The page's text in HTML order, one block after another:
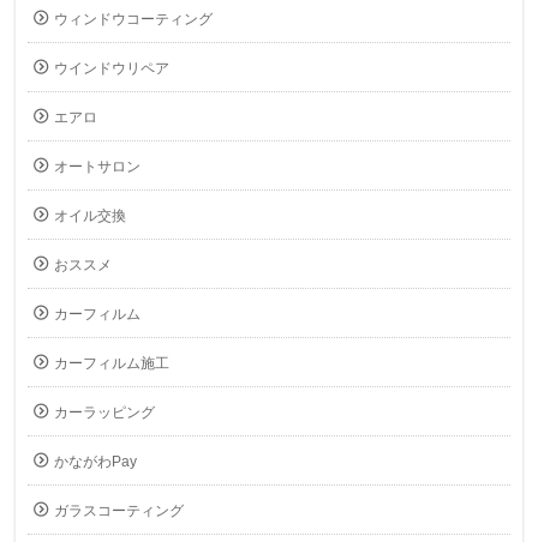
ウィンドウコーティング
ウインドウリペア
エアロ
オートサロン
オイル交換
おススメ
カーフィルム
カーフィルム施工
カーラッピング
かながわPay
ガラスコーティング